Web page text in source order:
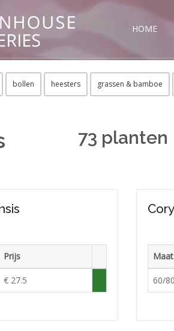
HOME
bollen heesters grassen & bamboe
73 planten
Prijs
Voorraad
€ 27.5
Maat
60/